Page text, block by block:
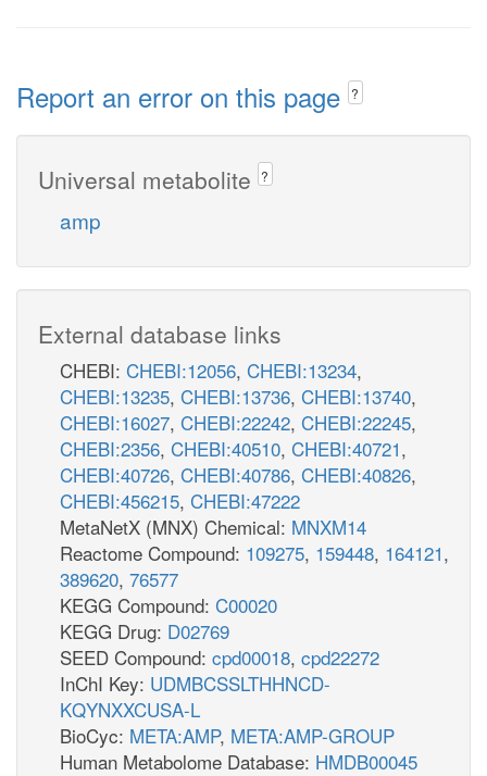
Report an error on this page ?
Universal metabolite ?
amp
External database links
CHEBI: CHEBI:12056, CHEBI:13234,
CHEBI:13235, CHEBI:13736, CHEBI:13740,
CHEBI:16027, CHEBI:22242, CHEBI:22245,
CHEBI:2356, CHEBI:40510, CHEBI:40721,
CHEBI:40726, CHEBI:40786, CHEBI:40826,
CHEBI:456215, CHEBI:47222
MetaNetX (MNX) Chemical: MNXM14
Reactome Compound: 109275, 159448, 164121,
389620, 76577
KEGG Compound: C00020
KEGG Drug: D02769
SEED Compound: cpd00018, cpd22272
InChI Key: UDMBCSSLTHHNCD-
KQYNXXCUSA-L
BioCyc: META:AMP, META:AMP-GROUP
Human Metabolome Database: HMDB00045